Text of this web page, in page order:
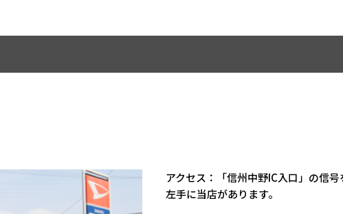
アクセス：「信州中野IC入口」の信
左手に当店があります。